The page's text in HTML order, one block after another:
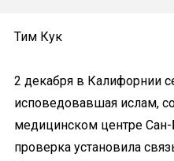
Тим Кук
2 декабря в Калифорнии
исповедовавшая ислам,
медицинском центре
проверка установила